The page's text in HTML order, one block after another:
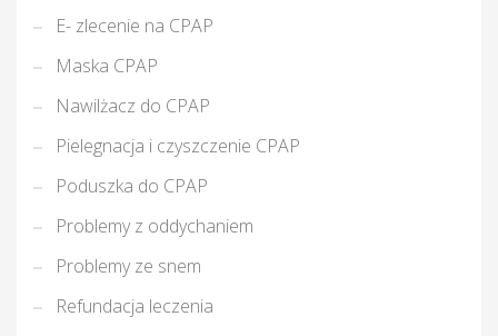
E- zlecenie na CPAP
Maska CPAP
Nawilżacz do CPAP
Pielegnacja i czyszczenie CPAP
Poduszka do CPAP
Problemy z oddychaniem
Problemy ze snem
Refundacja leczenia